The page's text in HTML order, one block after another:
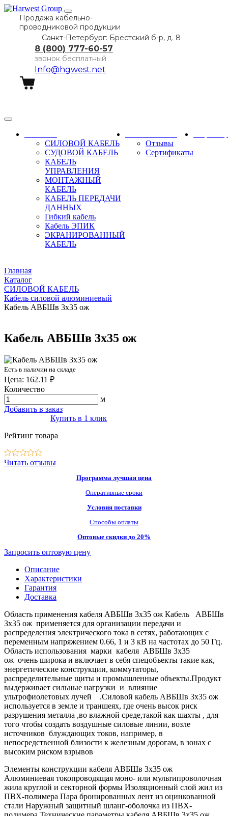
Продажа кабельно-
проводниковой продукции
Санкт-Петербург: Брестский б-р, д. 8
8 (800) 777-60-57
звонок бесплатный
Info@hgwest.net
СИЛОВОЙ КАБЕЛЬ
СУДОВОЙ КАБЕЛЬ
КАБЕЛЬ
УПРАВЛЕНИЯ
МОНТАЖНЫЙ
КАБЕЛЬ
КАБЕЛЬ ПЕРЕДАЧИ
ДАННЫХ
Гибкий кабель
Кабель ЭПИК
ЭКРАНИРОВАННЫЙ
КАБЕЛЬ
Отзывы
Сертификаты
Главная
Каталог
СИЛОВОЙ КАБЕЛЬ
Кабель силовой алюминиевый
Кабель АВБШв 3х35 ож
Кабель АВБШв 3х35 ож
Есть в наличии на складе
Цена: 162.11 ₽
Количество
м
Добавить в заказ
Купить в 1 клик
Рейтинг товара
Читать отзывы
Программа лучшая цена
Оперативные сроки
Условия поставки
Способы оплаты
Оптовые скидки до 20%
Запросить оптовую цену
Описание
Характеристики
Гарантия
Доставка
Область применения кабеля АВБШв 3х35 ож Кабель АВБШв
3х35 ож применяется для организации передачи и
распределения электрического тока в сетях, работающих с
переменным напряжением 0.66, 1 и 3 кВ на частотах до 50 Гц.
Область использования марки кабеля АВБШв 3х35
ож очень широка и включает в себя спецобъекты такие как,
энергетические конструкции, коммутаторы,
распределительные щиты и промышленные объекты.Продукт
выдерживает сильные нагрузки и влияние
ультрофиолетовых лучей .Силовой кабель АВБШв 3х35 ож
используется в земле и траншеях, где очень высок риск
разрушения металла ,во влажной среде,такой как шахты , для
того чтобы создать воздушные силовые линии, возле
источников блуждающих токов, например, в
непосредственной близости к железным дорогам, в зонах с
высоким риском взрывов
Элементы конструкции кабеля АВБШв 3х35 ож
Алюминиевая токопроводящая моно- или мультипроволочная
жила круглой и секторной формы Изоляционный слой жил из
ПВХ-полимера Пара бронированных лент из оцинкованной
стали Наружный защитный шланг-оболочка из ПВХ-